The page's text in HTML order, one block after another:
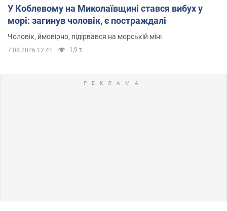
У Коблевому на Миколаївщині стався вибух у
морі: загинув чоловік, є постраждалі
Чоловік, ймовірно, підірвався на морській міні
7.08.2026 12:41 1,9 т.